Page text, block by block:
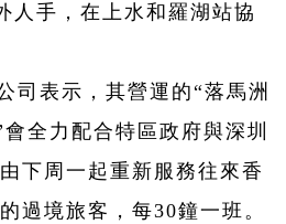
人手，在上水和羅湖站協
司表示，其營運的“落馬洲
全力配合特區政府與深圳
下周一起重新服務往來香
過境旅客，每30鐘一班。